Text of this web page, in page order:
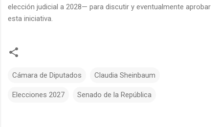
elección judicial a 2028— para discutir y eventualmente aprobar
esta iniciativa.
Cámara de Diputados Claudia Sheinbaum
Elecciones 2027 Senado de la República